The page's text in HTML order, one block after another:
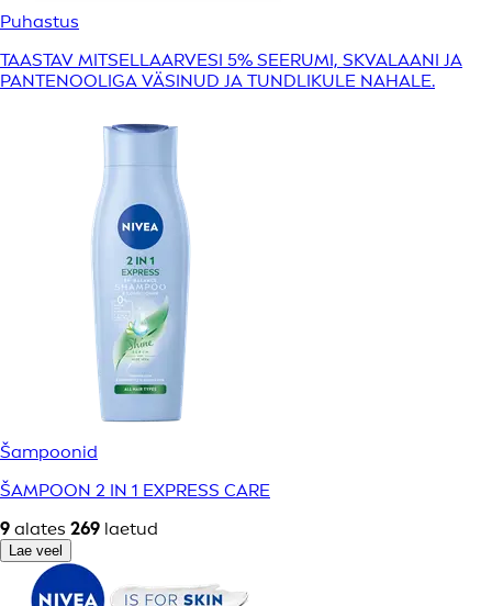
Puhastus
TAASTAV MITSELLAARVESI 5% SEERUMI, SKVALAANI JA
PANTENOOLIGA VÄSINUD JA TUNDLIKULE NAHALE.
Šampoonid
ŠAMPOON 2 IN 1 EXPRESS CARE
9 alates 269 laetud
Lae veel